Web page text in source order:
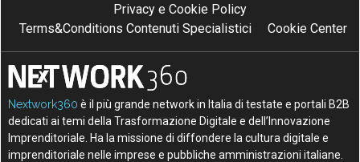
Privacy e Cookie Policy
Terms&Conditions Contenuti Specialistici
Cookie Center
Nextwork360 è il più grande network in Italia di testate e portali B2B
dedicati ai temi della Trasformazione Digitale e dell’Innovazione
Imprenditoriale. Ha la missione di diffondere la cultura digitale e
imprenditoriale nelle imprese e pubbliche amministrazioni italiane.